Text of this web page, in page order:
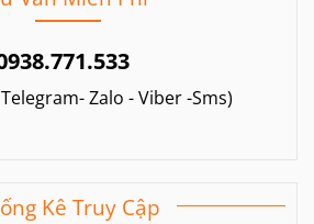
Zalo - Viber -Sms)
Kê Truy Cập